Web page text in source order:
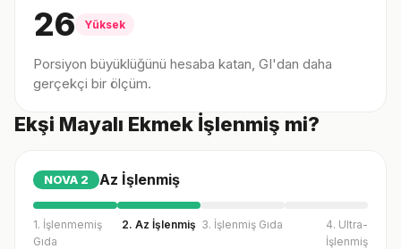
26 Yüksek
Porsiyon büyüklüğünü hesaba katan, GI'dan daha
gerçekçi bir ölçüm.
Ekşi Mayalı Ekmek İşlenmiş mi?
NOVA 2 Az İşlenmiş
1. İşlenmemiş
Gıda
2. Az İşlenmiş 3. İşlenmiş Gıda
4. Ultra-
İşlenmiş